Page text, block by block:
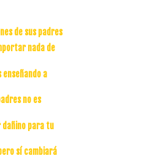
de sus padres
nada de
a
no es
dañino para tu
sí cambiará